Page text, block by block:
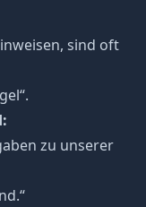
sind oft
zu unserer